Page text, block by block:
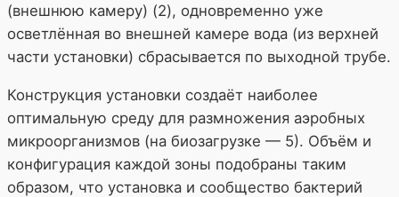
(внешнюю камеру) (2), одновременно уже
осветлённая во внешней камере вода (из верхней
части установки) сбрасывается по выходной трубе.
Конструкция установки создаёт наиболее
оптимальную среду для размножения аэробных
микроорганизмов (на биозагрузке — 5). Объём и
конфигурация каждой зоны подобраны таким
образом, что установка и сообщество бактерий